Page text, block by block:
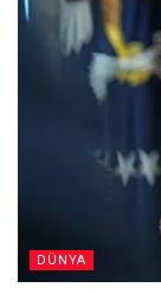
DÜNYA